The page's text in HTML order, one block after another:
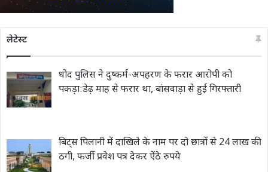
लेटेस्ट
धोद पुलिस ने दुष्कर्म-अपहरण के फरार आरोपी को
पकड़ा:डेढ़ माह से फरार था, बांसवाड़ा से हुई गिरफ्तारी
बिट्स पिलानी में दाखिले के नाम पर दो छात्रों से 24 लाख की
ठगी, फर्जी प्रवेश पत्र देकर ऐंठे रुपये